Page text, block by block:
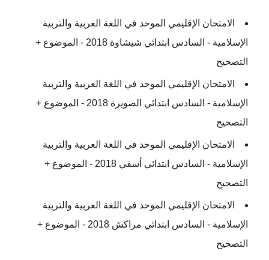
الامتحان الإقليمي الموحد في اللغة العربية والتربية
الإسلامية - السادس ابتدائي شيشاوة 2018 - الموضوع +
التصحيح
الامتحان الإقليمي الموحد في اللغة العربية والتربية
الإسلامية - السادس ابتدائي الصويرة 2018 - الموضوع +
التصحيح
الامتحان الإقليمي الموحد في اللغة العربية والتربية
الإسلامية - السادس ابتدائي أسفي 2018 - الموضوع +
التصحيح
الامتحان الإقليمي الموحد في اللغة العربية والتربية
الإسلامية - السادس ابتدائي مراكش 2018 - الموضوع +
التصحيح